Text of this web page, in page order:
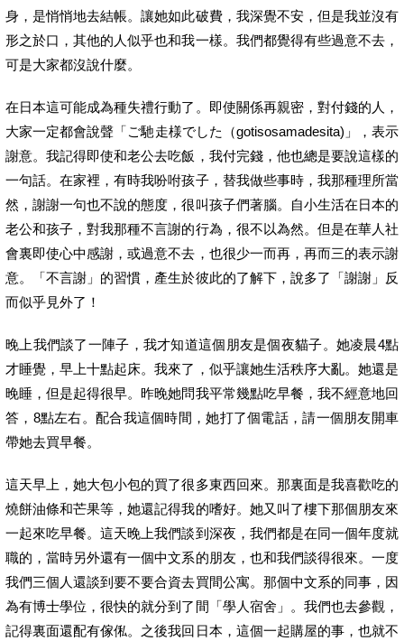
身，是悄悄地去結帳。讓她如此破費，我深覺不安，但是我並沒有
形之於口，其他的人似乎也和我一樣。我們都覺得有些過意不去，
可是大家都沒說什麼。
在日本這可能成為種失禮行動了。即使關係再親密，對付錢的人，
大家一定都會說聲「ご馳走様でした（gotisosamadesita)」，表示
謝意。我記得即使和老公去吃飯，我付完錢，他也總是要說這樣的
一句話。在家裡，有時我吩咐孩子，替我做些事時，我那種理所當
然，謝謝一句也不說的態度，很叫孩子們著腦。自小生活在日本的
老公和孩子，對我那種不言謝的行為，很不以為然。但是在華人社
會裏即使心中感謝，或過意不去，也很少一而再，再而三的表示謝
意。「不言謝」的習慣，產生於彼此的了解下，說多了「謝謝」反
而似乎見外了！
晚上我們談了一陣子，我才知道這個朋友是個夜貓子。她凌晨4點
才睡覺，早上十點起床。我來了，似乎讓她生活秩序大亂。她還是
晚睡，但是起得很早。昨晚她問我平常幾點吃早餐，我不經意地回
答，8點左右。配合我這個時間，她打了個電話，請一個朋友開車
帶她去買早餐。
這天早上，她大包小包的買了很多東西回來。那裏面是我喜歡吃的
燒餅油條和芒果等，她還記得我的嗜好。她又叫了樓下那個朋友來
一起來吃早餐。這天晚上我們談到深夜，我們都是在同一個年度就
職的，當時另外還有一個中文系的朋友，也和我們談得很來。一度
我們三個人還談到要不要合資去買間公寓。那個中文系的同事，因
為有博士學位，很快的就分到了間「學人宿舍」。我們也去參觀，
記得裏面還配有傢俬。之後我回日本，這個一起購屋的事，也就不